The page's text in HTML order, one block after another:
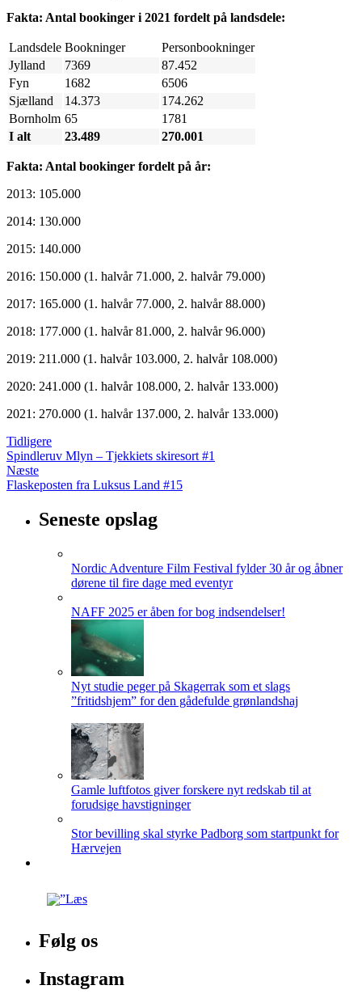
Fakta: Antal bookinger i 2021 fordelt på landsdele:
Landsdele Bookninger
Personbookninger
Jylland
7369
87.452
Fyn
1682
6506
Sjælland
14.373
174.262
Bornholm 65
1781
I alt
23.489 270.001
Fakta: Antal bookinger fordelt på år:
2013: 105.000
2014: 130.000
2015: 140.000
2016: 150.000 (1. halvår 71.000, 2. halvår 79.000)
2017: 165.000 (1. halvår 77.000, 2. halvår 88.000)
2018: 177.000 (1. halvår 81.000, 2. halvår 96.000)
2019: 211.000 (1. halvår 103.000, 2. halvår 108.000)
2020: 241.000 (1. halvår 108.000, 2. halvår 133.000)
2021: 270.000 (1. halvår 137.000, 2. halvår 133.000)
Tidligere
Spindleruv Mlyn – Tjekkiets skiresort #1
Næste
Flaskeposten fra Luksus Land #15
Seneste opslag
Nordic Adventure Film Festival fylder 30 år og åbner
dørene til fire dage med eventyr
NAFF 2025 er åben for bog indsendelser!
Nyt studie peger på Skagerrak som et slags
”fritidshjem” for den gådefulde grønlandshaj
Gamle luftfotos giver forskere nyt redskab til at
forudsige havstigninger
Stor bevilling skal styrke Padborg som startpunkt for
Hærvejen
Følg os
Instagram